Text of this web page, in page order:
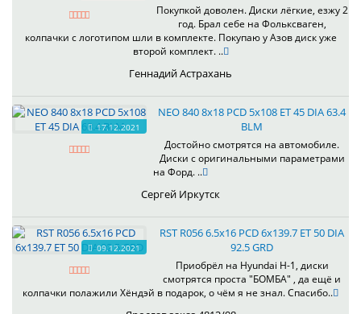
Покупкой доволен. Диски лёгкие, езжу 2
год. Брал себе на Фольксваген,
колпачки с логотипом шли в комплекте. Покупаю у Азов диск уже
второй комплект. ..
Геннадий Астрахань
17.12.2021
NEO 840 8x18 PCD 5x108 ET 45 DIA 63.4
BLM
Достойно смотрятся на автомобиле.
Диски с оригинальными параметрами
на Форд. ..
Сергей Иркутск
09.12.2021
RST R056 6.5x16 PCD 6x139.7 ET 50 DIA
92.5 GRD
Приобрёл на Hyundai H-1, диски
смотрятся проста "БОМБА" , да ещё и
колпачки полажили Хёндэй в подарок, о чём я не знал. Спасибо..